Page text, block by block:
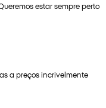
estar sempre perto
a preços incrivelmente